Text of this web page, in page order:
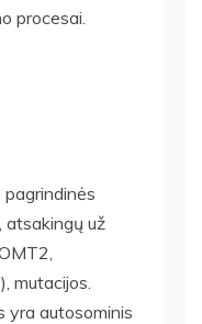
procesai.
atsakingų už
mutacijos.
yra autosominis